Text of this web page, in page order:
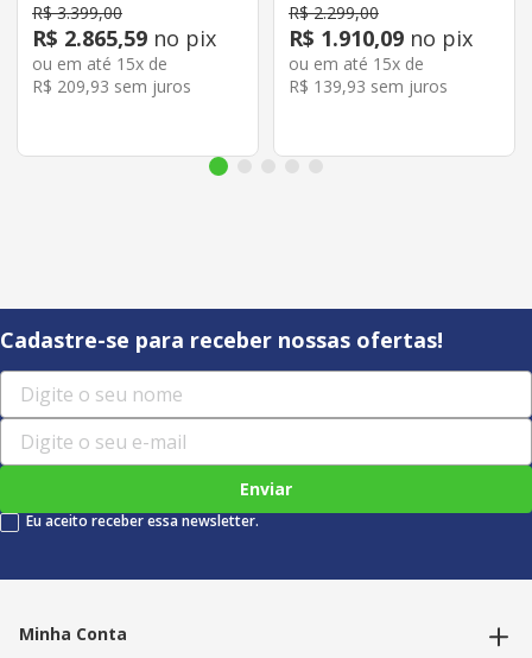
R$ 3.399,00
R$ 2.865,59 no pix
ou em até 15x de
R$ 209,93 sem juros
R$ 2.299,00
R$ 1.910,09 no pix
ou em até 15x de
R$ 139,93 sem juros
Cadastre-se para receber nossas ofertas!
Enviar
Eu aceito receber essa newsletter.
Minha Conta